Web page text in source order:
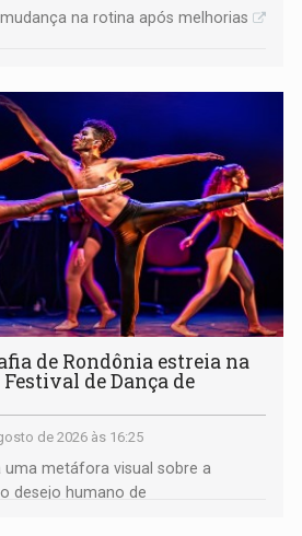
na rotina após melhorias
de Rondônia estreia na
de Dança de
de 2026 às 16:25
metáfora visual sobre a
desejo humano de